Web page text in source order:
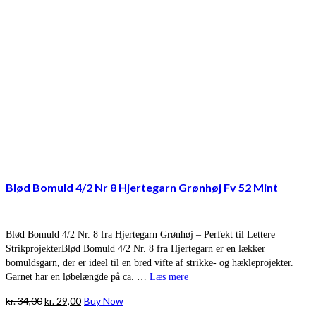
Blød Bomuld 4/2 Nr 8 Hjertegarn Grønhøj Fv 52 Mint
Blød Bomuld 4/2 Nr. 8 fra Hjertegarn Grønhøj – Perfekt til Lettere
StrikprojekterBlød Bomuld 4/2 Nr. 8 fra Hjertegarn er en lækker
bomuldsgarn, der er ideel til en bred vifte af strikke- og hækleprojekter.
Garnet har en løbelængde på ca. … Læs mere
kr.34,00Den
kr. 29,00Den
Buy Now